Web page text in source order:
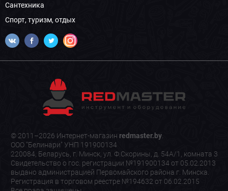
Сантехника
Спорт, туризм, отдых
© 2011–2026 Интернет-магазин redmaster.by.
ООО "Белинари" УНП 191900134
220084, Беларусь, г. Минск, ул. Ф.Скорины, д. 54А/1, комната 3
Свидетельство о гос. регистрации №191900134 от 05.02.2013
выдано администрацией Первомайского района г. Минска.
Регистрация в торговом реестре №194632 от 06.02.2015